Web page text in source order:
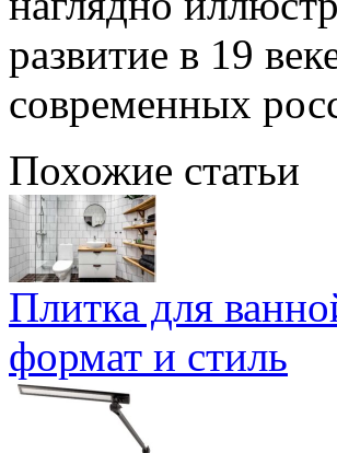
развитие в 19
современных
Похожие статьи
Плитка для
формат и стиль